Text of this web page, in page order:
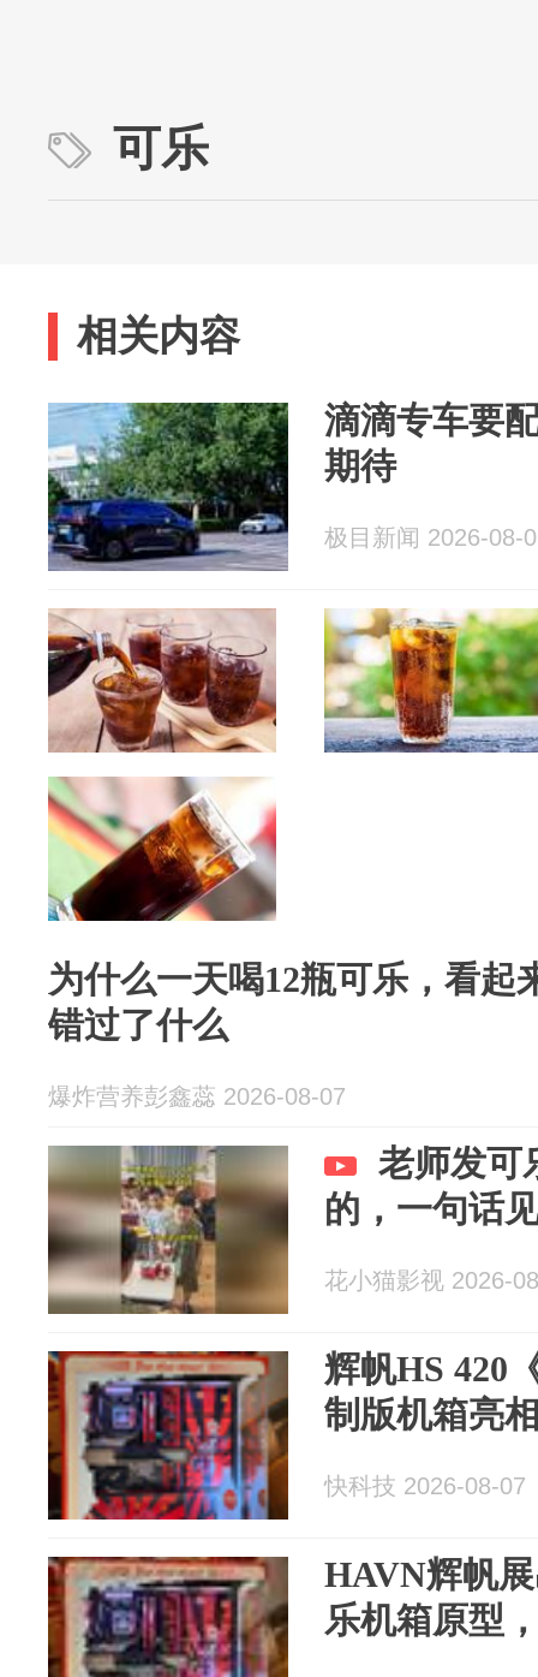
可乐
相关内容
滴滴专车要
期待
极目新闻 2026-08-
为什么一天喝12瓶可乐，看起
错过了什么
爆炸营养彭鑫蕊 2026-08-07
老师发可
的，一句话
花小猫影视 2026-
辉帆HS 420
制版机箱亮
快科技 2026-08-07
HAVN辉帆
乐机箱原型